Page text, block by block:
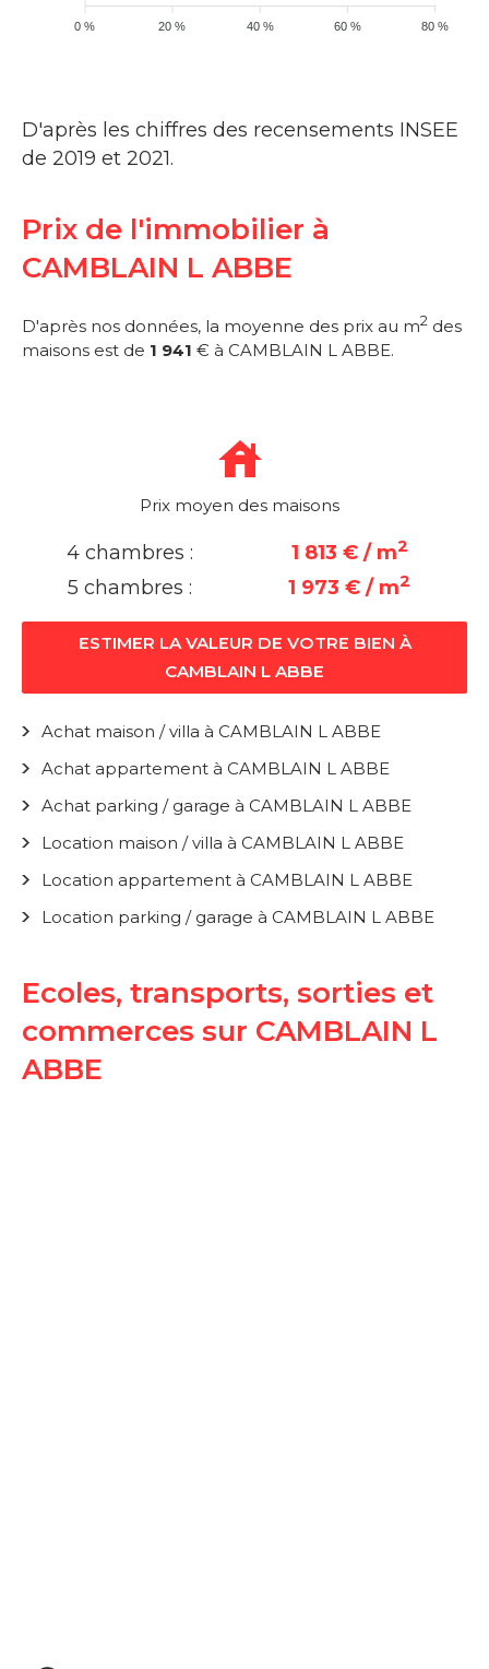
80 %
60 %
40 %
20 %
0 %
D'après les chiffres des recensements INSEE
de 2019 et 2021.
Prix de l'immobilier à
CAMBLAIN L ABBE
D'après nos données, la moyenne des prix au m2 des
maisons est de 1 941 € à CAMBLAIN L ABBE.
Prix moyen des maisons
4 chambres : 1 813 € / m2
5 chambres : 1 973 € / m2
ESTIMER LA VALEUR DE VOTRE BIEN À
CAMBLAIN L ABBE
Achat maison / villa à CAMBLAIN L ABBE
Achat appartement à CAMBLAIN L ABBE
Achat parking / garage à CAMBLAIN L ABBE
Location maison / villa à CAMBLAIN L ABBE
Location appartement à CAMBLAIN L ABBE
Location parking / garage à CAMBLAIN L ABBE
Ecoles, transports, sorties et
commerces sur CAMBLAIN L
ABBE